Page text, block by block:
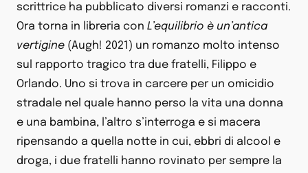
scrittrice ha pubblicato diversi romanzi e racconti.
Ora torna in libreria con L’equilibrio è un’antica
vertigine (Augh! 2021) un romanzo molto intenso
sul rapporto tragico tra due fratelli, Filippo e
Orlando. Uno si trova in carcere per un omicidio
stradale nel quale hanno perso la vita una donna
e una bambina, l’altro s’interroga e si macera
ripensando a quella notte in cui, ebbri di alcool e
droga, i due fratelli hanno rovinato per sempre la